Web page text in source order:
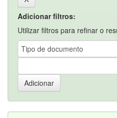
Adicionar filtros:
Utilizar filtros para refinar o